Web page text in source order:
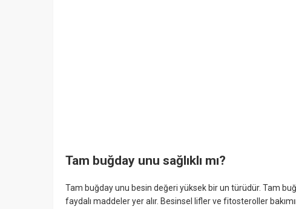
Tam buğday unu sağlıklı mı?
Tam buğday unu besin değeri yüksek bir un türüdür. Tam
faydalı maddeler yer alır. Besinsel lifler ve fitosteroller